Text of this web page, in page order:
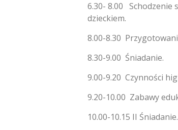
6.30- 8.00 Schodzenie
dzieckiem.
8.00-8.30
8.30-9.00 Śniadanie.
9.00-9.20 Czynności
9.20-10.00 Zabawy
10.00-10.15 II Śniadanie.